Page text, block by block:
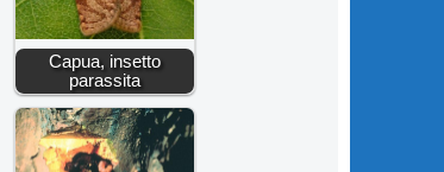
Capua, insetto
parassita